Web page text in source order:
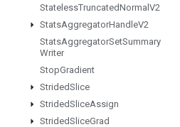
StatelessTruncatedNormal V2
StatsAggregatorHandleV2
StatsAggregatorSetSummary
Writer
StopGradient
StridedSlice
StridedSliceAssign
StridedSliceGrad